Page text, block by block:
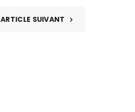
ARTICLE SUIVANT